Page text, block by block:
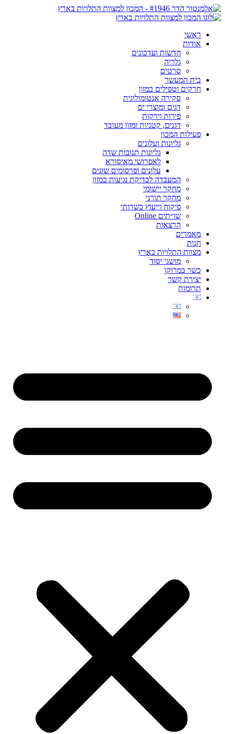
ראשי
אודות
חדשות ועדכונים
גלריה
סרטים
בית המעשר
חרקים וטפילים במזון
סקירה אנטומולוגית
דגים ומוצרי ים
פירות וירקות
דגנים, קטניות ומזון מעובד
פעילות המכון
גליונות ועלונים
גליונות תנובות שדה
לאפרושי מאיסורא
עלונים ופרסומים שונים
המעבדה לבדיקת נגיעות במזון
מחקר יישומי
מחקר תורני
פיקוח וייעוץ כשרותי
שו״תים Online
הרצאות
מאמרים
חנות
מצוות התלויות בארץ
מושגי יסוד
כשר במרוקו
יצירת קשר
תרומות